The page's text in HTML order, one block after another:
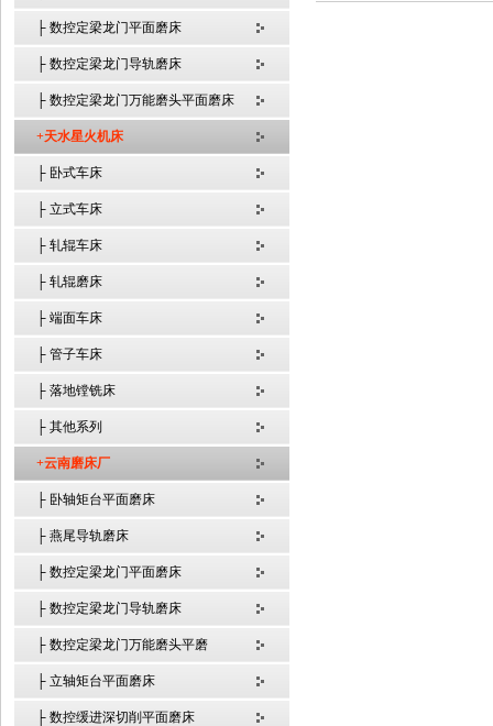
├ 数控定梁龙门平面磨床
├ 数控定梁龙门导轨磨床
├ 数控定梁龙门万能磨头平面磨床
+天水星火机床
├ 卧式车床
├ 立式车床
├ 轧辊车床
├ 轧辊磨床
├ 端面车床
├ 管子车床
├ 落地镗铣床
├ 其他系列
+云南磨床厂
├ 卧轴矩台平面磨床
├ 燕尾导轨磨床
├ 数控定梁龙门平面磨床
├ 数控定梁龙门导轨磨床
├ 数控定梁龙门万能磨头平磨
├ 立轴矩台平面磨床
├ 数控缓进深切削平面磨床